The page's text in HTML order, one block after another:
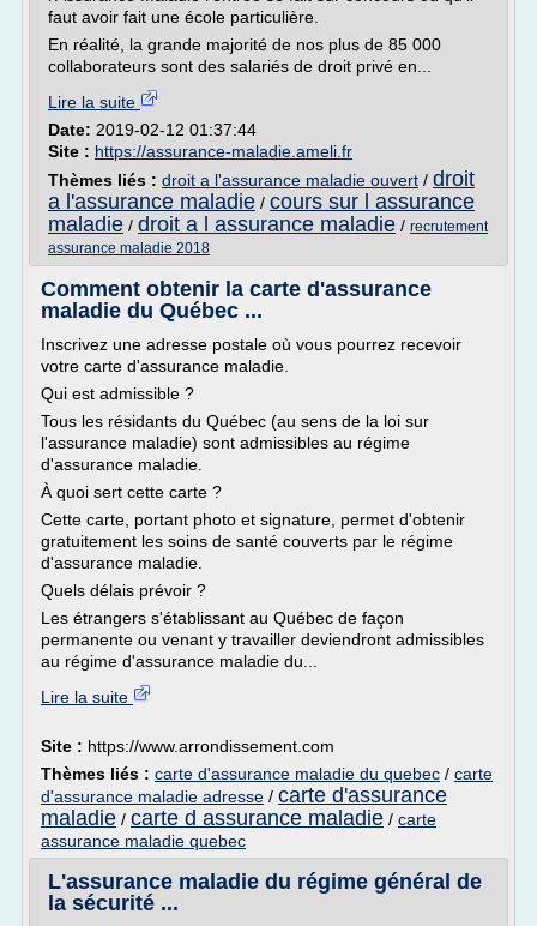
faut avoir fait une école particulière.
En réalité, la grande majorité de nos plus de 85 000
collaborateurs sont des salariés de droit privé en...
Lire la suite
Date: 2019-02-12 01:37:44
Site : https://assurance-maladie.ameli.fr
Thèmes liés : droit a l'assurance maladie ouvert / droit
a l'assurance maladie / cours sur l assurance
maladie / droit a l assurance maladie / recrutement
assurance maladie 2018
Comment obtenir la carte d'assurance
maladie du Québec ...
Inscrivez une adresse postale où vous pourrez recevoir
votre carte d'assurance maladie.
Qui est admissible ?
Tous les résidants du Québec (au sens de la loi sur
l'assurance maladie) sont admissibles au régime
d'assurance maladie.
À quoi sert cette carte ?
Cette carte, portant photo et signature, permet d'obtenir
gratuitement les soins de santé couverts par le régime
d'assurance maladie.
Quels délais prévoir ?
Les étrangers s'établissant au Québec de façon
permanente ou venant y travailler deviendront admissibles
au régime d'assurance maladie du...
Lire la suite
Site : https://www.arrondissement.com
Thèmes liés : carte d'assurance maladie du quebec / carte
d'assurance maladie adresse / carte d'assurance
maladie / carte d assurance maladie / carte
assurance maladie quebec
L'assurance maladie du régime général de
la sécurité ...